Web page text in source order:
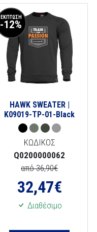
ΕΚΠΤΩΣΗ
-12%
HAWK SWEATER |
K09019-TP-01-Black
ΚΩΔΙΚΟΣ
Q0200000062
από 36,90€
32,47€
Διαθέσιμο